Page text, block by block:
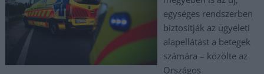
egységes rendszerben
biztosítják az ügyeleti
alapellátást a betegek
számára – közölte az
Országos